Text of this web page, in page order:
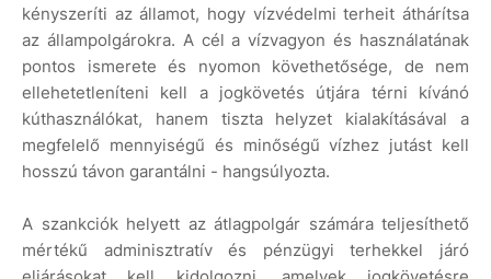
kényszeríti az államot, hogy vízvédelmi terheit áthárítsa
az állampolgárokra. A cél a vízvagyon és használatának
pontos ismerete és nyomon követhetősége, de nem
ellehetetleníteni kell a jogkövetés útjára térni kívánó
kúthasználókat, hanem tiszta helyzet kialakításával a
megfelelő mennyiségű és minőségű vízhez jutást kell
hosszú távon garantálni - hangsúlyozta.
A szankciók helyett az átlagpolgár számára teljesíthető
mértékű adminisztratív és pénzügyi terhekkel járó